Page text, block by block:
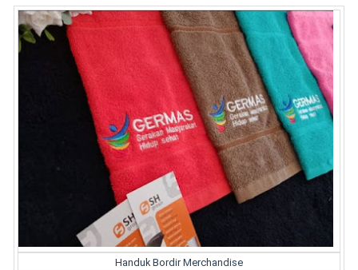
Handuk Bordir Merchandise